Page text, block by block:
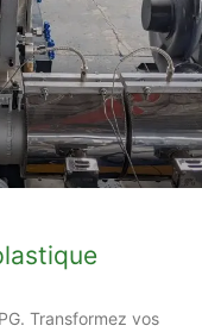
Transformez vos